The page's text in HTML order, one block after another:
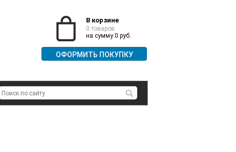
В корзине
0 товаров
на сумму 0 руб.
ОФОРМИТЬ ПОКУПКУ